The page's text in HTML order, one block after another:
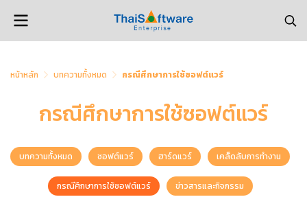
หน้าหลัก บทความทั้งหมด กรณีศึกษาการใช้ซอฟต์แวร์
กรณีศึกษาการใช้ซอฟต์แวร์
บทความทั้งหมด ซอฟต์แวร์ ฮาร์ดแวร์ เคล็ดลับการทำงาน
กรณีศึกษาการใช้ซอฟต์แวร์ ข่าวสารและกิจกรรม